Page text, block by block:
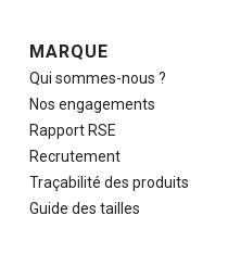
Navigation de pied de page
MARQUE
Qui sommes-nous ?
Nos engagements
Rapport RSE
Recrutement
Traçabilité des produits
Guide des tailles